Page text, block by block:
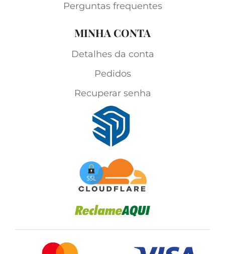
Perguntas frequentes
MINHA CONTA
Detalhes da conta
Pedidos
Recuperar senha